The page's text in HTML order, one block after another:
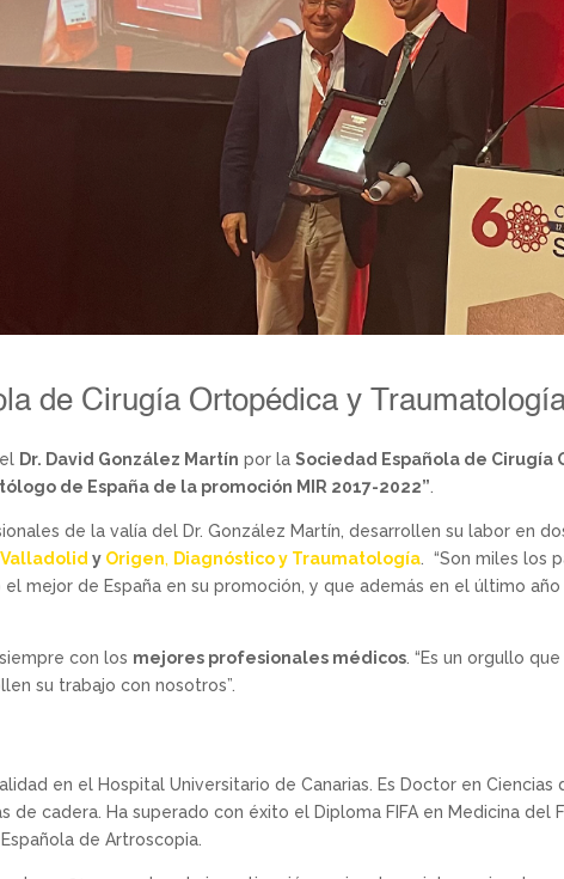
de Cirugía Ortopédica y
Dr. David González Martín por laSociedad Española de Cirugía
de España de la promoción MIR 2017-2022”.
de la valía del Dr. González Martín, desarrollen su labor en
Valladolidy Origen, Diagnóstico y Traumatología. “Son miles los
mejor de España en su promoción, y que además en el último
con los mejores profesionales médicos. “Es un orgullo
su trabajo con nosotros”.
en el Hospital Universitario de Canarias. Es Doctor en
cadera. Ha superado con éxito el Diploma FIFA en Medicina del
de Artroscopia.